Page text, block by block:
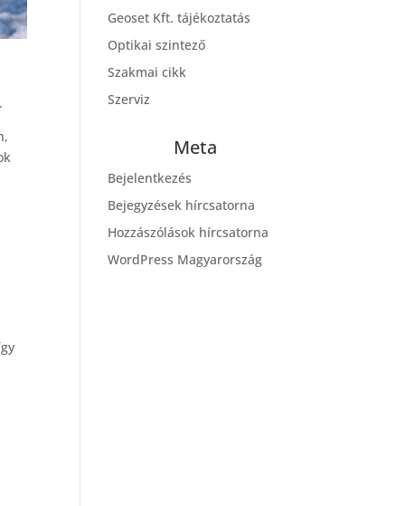
Geoset Kft. tájékoztatás
Optikai szintező
Szakmai cikk
Szerviz
Meta
Bejelentkezés
Bejegyzések hírcsatorna
Hozzászólások hírcsatorna
WordPress Magyarország